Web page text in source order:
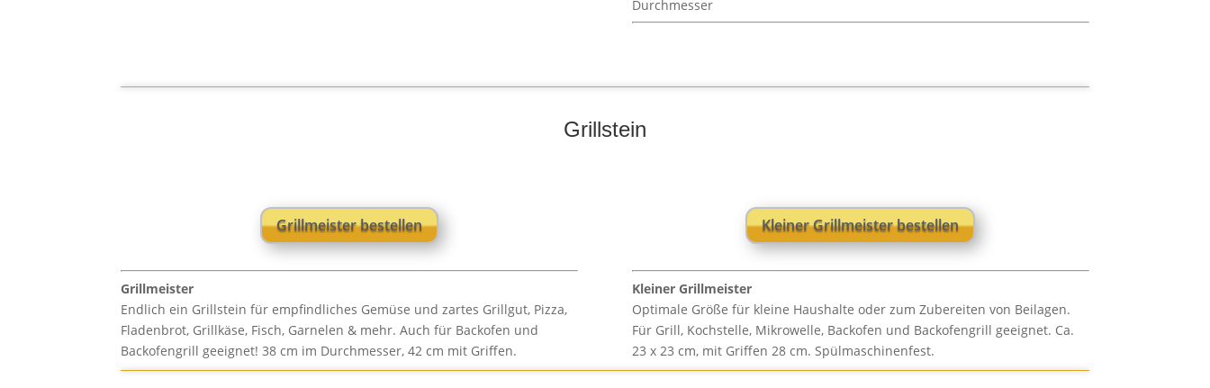
Durchmesser
Grillstein
Grillmeister bestellen
Grillmeister
Endlich ein Grillstein für empfindliches Gemüse und zartes Grillgut, Pizza,
Fladenbrot, Grillkäse, Fisch, Garnelen & mehr. Auch für Backofen und
Backofengrill geeignet! 38 cm im Durchmesser, 42 cm mit Griffen.
Kleiner Grillmeister bestellen
Kleiner Grillmeister
Optimale Größe für kleine Haushalte oder zum Zubereiten von Beilagen.
Für Grill, Kochstelle, Mikrowelle, Backofen und Backofengrill geeignet. Ca.
23 x 23 cm, mit Griffen 28 cm. Spülmaschinenfest.